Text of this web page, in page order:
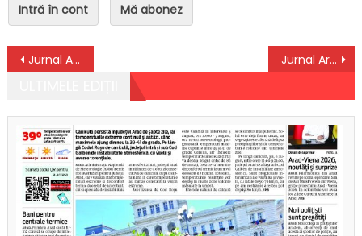
Intră în cont Mă abonez
Navigare în articole
Jurnal Arădean 17.08.2023 Jurnal Arădean 21.08.2023